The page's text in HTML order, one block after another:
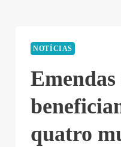
NOTÍCIAS
quatro